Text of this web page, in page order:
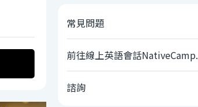
常見問題
前往線上英語會話NativeCamp.
諮詢